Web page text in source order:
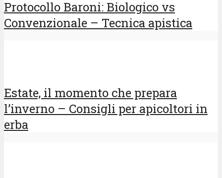
Protocollo Baroni: Biologico vs
Convenzionale – Tecnica apistica
Estate, il momento che prepara
l’inverno – Consigli per apicoltori in
erba